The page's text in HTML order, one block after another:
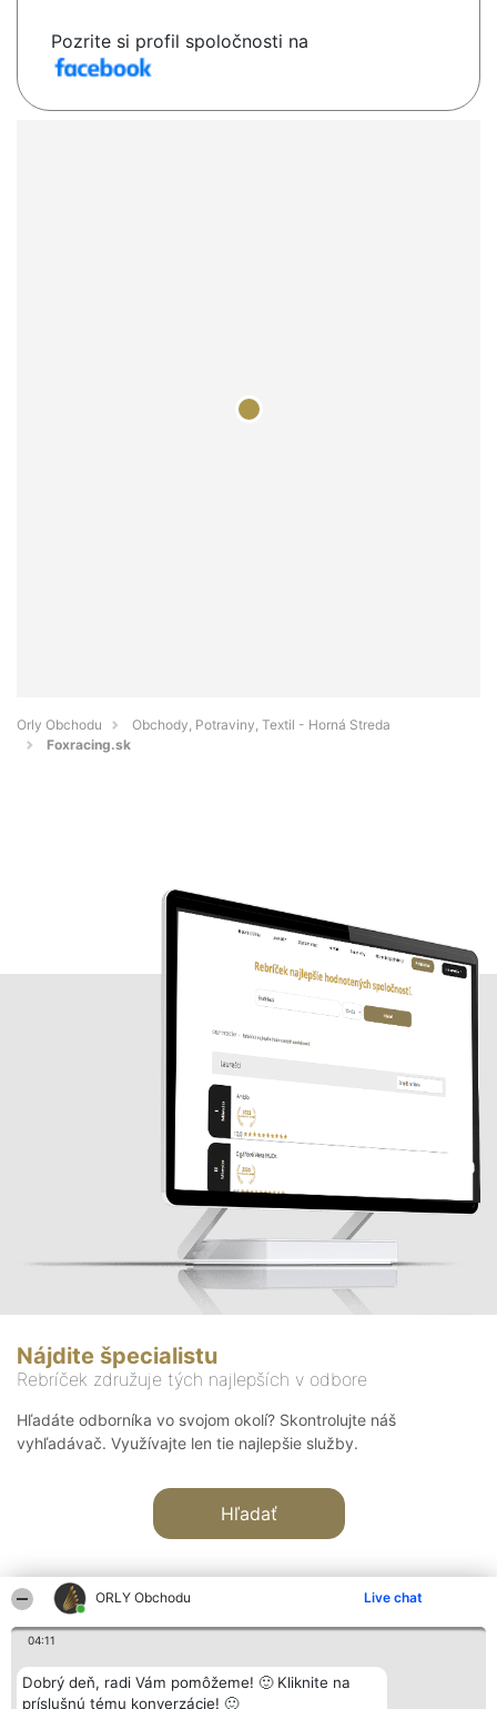
ORLY Obchodu Live chat
04:11
Dobrý deň, radi Vám pomôžeme! 🙂 Kliknite na
príslušnú tému konverzácie! 🙂
Pozrite si profil spoločnosti na
Orly Obchodu
Obchody, Potraviny, Textil - Horná Streda
Foxracing.sk
Nájdite špecialistu
Rebríček združuje tých najlepších v odbore
Hľadáte odborníka vo svojom okolí? Skontrolujte náš
vyhľadávač. Využívajte len tie najlepšie služby.
Hľadať
Organizátor hodnotenia
Bright Side Solutions sp. z o.
Hodnotenie
Laureáti
Kontakt
Kontakt